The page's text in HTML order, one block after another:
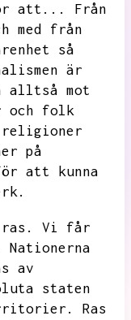
att...
Från
med från
så
är
alltså mot
och folk
på
att kunna
Vi får
Nationerna
av
staten
Ras